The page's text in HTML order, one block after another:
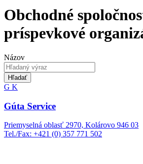
Obchodné
príspevkové
Názov
Hľadať
G K
Gúta Service
Priemyselná oblasť 2970, Kolárovo 946 03
Tel./Fax: +421 (0) 357 771 502